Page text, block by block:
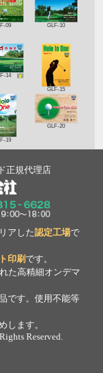
09 GLF-10
14
GLF-15
19
GLF-20
正規代理店
アした認定工場で
印刷 です。
た高精細オンデマ
です。使用不能等
します。
Reserved.